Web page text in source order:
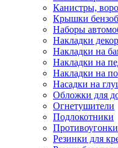
Канистры,
Крышки
Наборы
Накладки
Накладки на
Накладки на
Накладки на
Насадки на
Обложки для
Огнетушители
Подлокотники
Противоугонки
Резинки для